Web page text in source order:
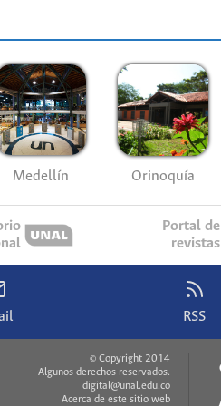
Medellín Orinoquía
Portal de
revistas
RSS
© Copyright 2014
Algunos derechos reservados.
digital@unal.edu.co
Acerca de este sitio web